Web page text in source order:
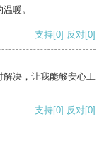
暖。
支持[0] 反对[0]
决，让我能够安心工
支持[0] 反对[0]